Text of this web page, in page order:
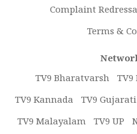
Complaint
Terms &
TV9 Bharatvarsh
TV9 Kannada TV9 Gujarati
TV9 Malayalam TV9 UP